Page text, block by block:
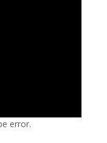
error.